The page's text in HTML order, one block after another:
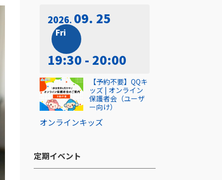
2026 09. 25
Fri
19:30 - 20:00
オンラインキッズ
【予約不要】QQキ
ッズ | オンライン
保護者会（ユーザ
ー向け）
定期イベント​